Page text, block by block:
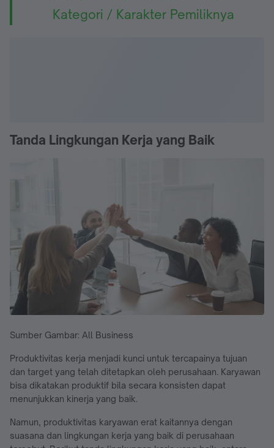
Kategori / Karakter Pemiliknya
Tanda Lingkungan Kerja yang Baik
Sumber Gambar: All Business
Produktivitas kerja menjadi kunci untuk tercapainya tujuan
dan target yang telah ditetapkan oleh perusahaan. Karyawan
bisa dikatakan produktif bila secara konsisten dapat
menunjukkan kinerja yang baik.
Namun, produktivitas karyawan erat kaitannya dengan
suasana dan lingkungan kerja yang baik di perusahaan